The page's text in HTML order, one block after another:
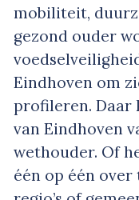
mobiliteit,
gezond ouder
Eindhoven om
profileren. Daar
van Eindhoven
wethouder. Of
één op één